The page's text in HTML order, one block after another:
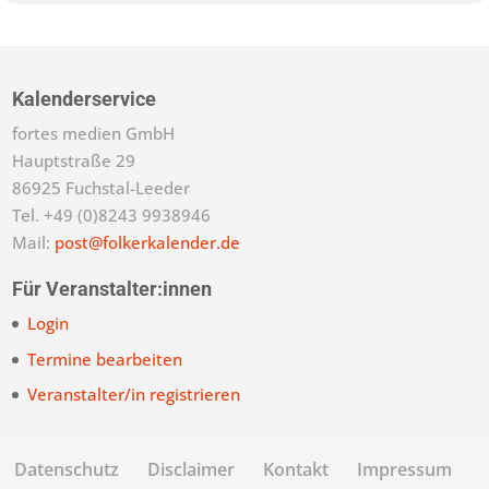
Kalenderservice
fortes medien GmbH
Hauptstraße 29
86925 Fuchstal-Leeder
Tel. +49 (0)8243 9938946
Mail: post@folkerkalender.de
Für Veranstalter:innen
Login
Termine bearbeiten
Veranstalter/in registrieren
Datenschutz Disclaimer Kontakt Impressum